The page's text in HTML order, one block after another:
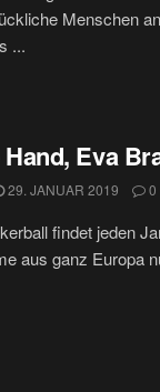
Menschen
...
Eva
29. JANUAR 2019 0
findet jeden
aus ganz Europa